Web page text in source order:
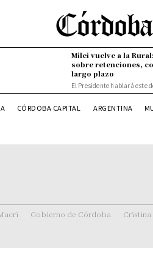
Milei vuelve a la
sobre retenciones,
largo plazo
El Presidente hablará este
CÓRDOBA CAPITAL ARGENTINA
Gobierno de Córdoba